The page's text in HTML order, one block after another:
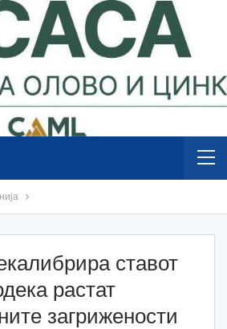
ставот
растат
загрижености